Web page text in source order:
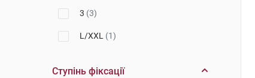
3 (3)
L/XXL (1)
Ступінь фіксації